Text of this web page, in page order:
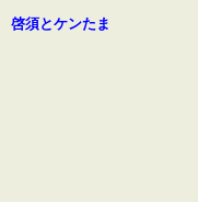
啓須とケンたま